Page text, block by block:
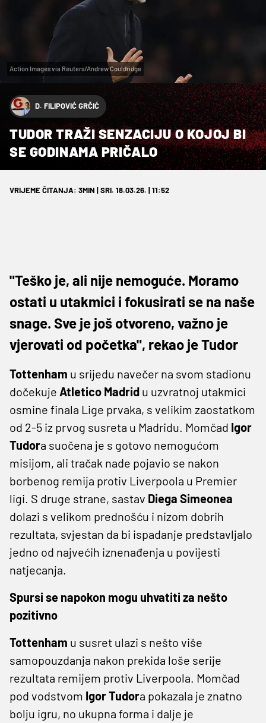
Action Images via Reuters/Andrew Couldridge
D. FILIPOVIĆ GRČIĆ
TUDOR TRAŽI SENZACIJU O KOJOJ BI
SE GODINAMA PRIČALO
VRIJEME ČITANJA: 3MIN | SRI. 18.03.26. | 11:52
"Teško je, ali nije nemoguće. Moramo
ostati u utakmici i fokusirati se na naše
snage. Sve je još otvoreno, važno je
vjerovati od početka", rekao je Tudor
Tottenham u srijedu navečer na svom stadionu
dočekuje Atletico Madrid u uzvratnoj utakmici
osmine finala Lige prvaka, s velikim zaostatkom
od 2-5 iz prvog susreta u Madridu. Momčad Igor
Tudora suočena je s gotovo nemogućom
misijom, ali tračak nade pojavio se nakon
borbenog remija protiv Liverpoola u Premier
ligi. S druge strane, sastav Diega Simeonea
dolazi s velikom prednošću i nizom dobrih
rezultata, svjestan da bi ispadanje predstavljalo
jedno od najvećih iznenađenja u povijesti
natjecanja.
Spursi se napokon mogu uhvatiti za nešto
pozitivno
Tottenham u susret ulazi s nešto više
samopouzdanja nakon prekida loše serije
rezultata remijem protiv Liverpoola. Momčad
pod vodstvom Igor Tudora pokazala je znatno
bolju igru, no ukupna forma i dalje je